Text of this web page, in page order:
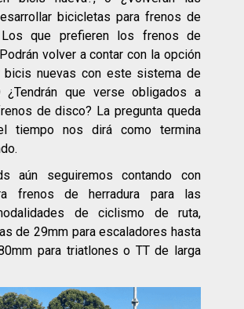
bicicletas para frenos de
Los que prefieren los frenos de
volver a contar con la opción
bicis nuevas con este sistema de
¿Tendrán que verse obligados a
de disco? La pregunta queda
tiempo nos dirá como termina
aún seguiremos contando con
frenos de herradura para las
de ciclismo de ruta,
de 29mm para escaladores hasta
para triatlones o TT de larga